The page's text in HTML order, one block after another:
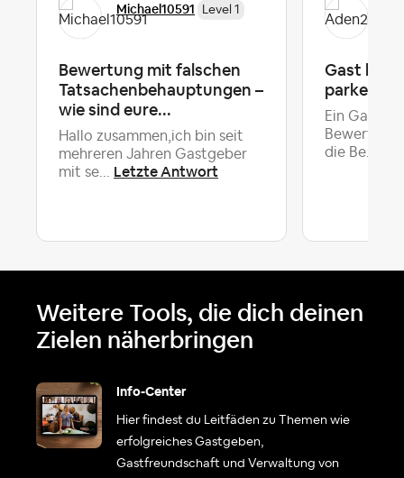
Michael10591 Level 1
Bewertung mit falschen
Tatsachenbehauptungen –
wie sind eure...
Hallo zusammen,ich bin seit
mehreren Jahren Gastgeber
mit se... Letzte Antwort
Gast
parkende
Ein Gast
Bewertung
die Be...
Weitere Tools, die dich deinen
Zielen näherbringen
Info-Center
Hier findest du Leitfäden zu Themen wie
erfolgreiches Gastgeben,
Gastfreundschaft und Verwaltung von